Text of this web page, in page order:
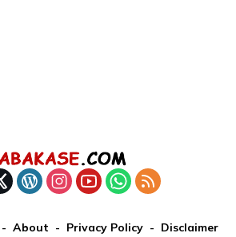
About Privacy Policy Disclaimer